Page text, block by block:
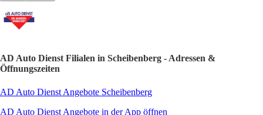
AD Auto Dienst Filialen in Scheibenberg - Adressen &
Öffnungszeiten
AD Auto Dienst Angebote Scheibenberg
AD Auto Dienst Angebote in der App öffnen